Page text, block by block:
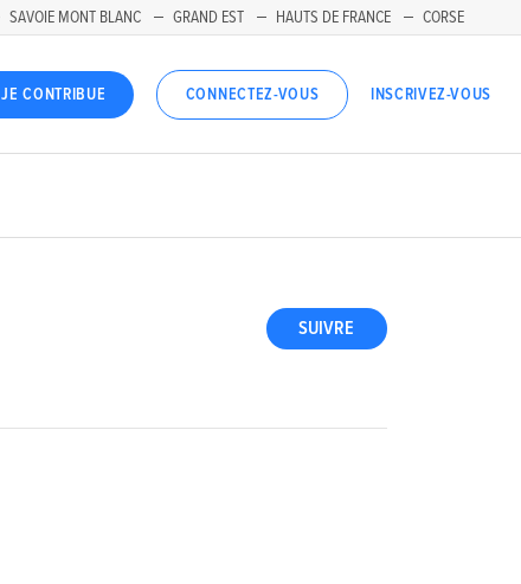
SAVOIE MONT BLANC GRAND EST HAUTS DE FRANCE CORSE
JE CONTRIBUE CONNECTEZ-VOUS INSCRIVEZ-VOUS
SUIVRE